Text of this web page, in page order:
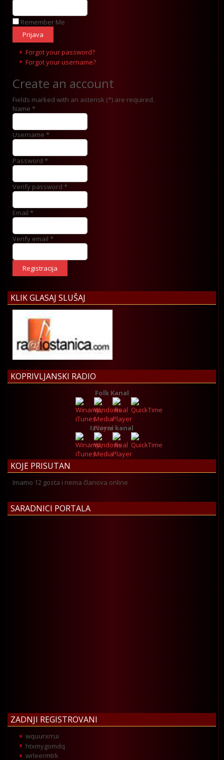
Remember Me
Forgot your password?
Forgot your username?
Create an account
Fields marked with an asterisk (*) are required.
Name *
Username *
Password *
Verify password *
Email *
Verify email *
Registracija
KLIK GLASAJ SLUŠAJ
KOPRIVLJANSKI RADIO
Folk Kanal
Izvorni kanal
KOJE PRISUTAN
Imamo 12 gosta i nema članova online
SARADNICI PORTALA
ZADNJI REGISTROVANI
wquurxrrui
htxmygomdq
wrleermtrk